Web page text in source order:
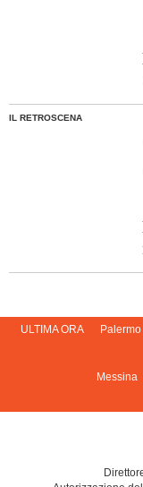
IL RETROSCENA
ULTIMA ORA Palermo
Messina